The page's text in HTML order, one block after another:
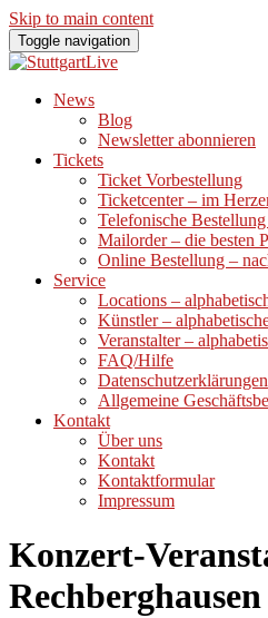
Skip to main content
Toggle navigation
News
Blog
Newsletter abonnieren
Tickets
Ticket Vorbestellung
Ticketcenter – im
Telefonische
Mailorder – die besten
Online Bestellung –
Service
Locations –
Künstler –
Veranstalter –
FAQ/Hilfe
Datenschutzerklärungen
Allgemeine
Kontakt
Über uns
Kontakt
Kontaktformular
Impressum
Konzert-
Rechberghausen